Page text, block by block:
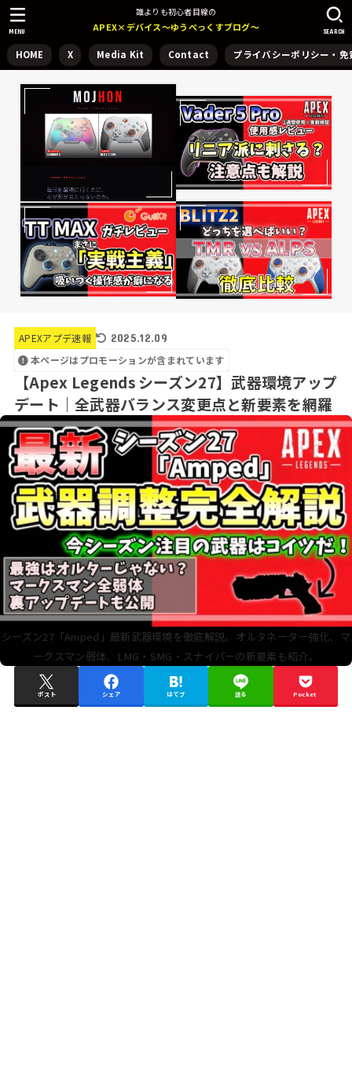
誰よりも初心者目線の
APEX×デバイス～ゆうぺっくすブログ～
HOME X Media Kit Contact プライバシーポリシー・免
SEARCH
MENU
APEXアプデ速報
2025.12.09
本ページはプロモーションが含まれています
【Apex Legends シーズン27】武器環境アップ
デート｜全武器バランス変更点と新要素を網羅
シーズン27「Amped」最新武器環境を徹底解説。オルタネーター強化、マ
ークスマン弱体、LMG・SMG・スナイパーの新要素も紹介。
ポスト シェア はてブ 送る Pocket